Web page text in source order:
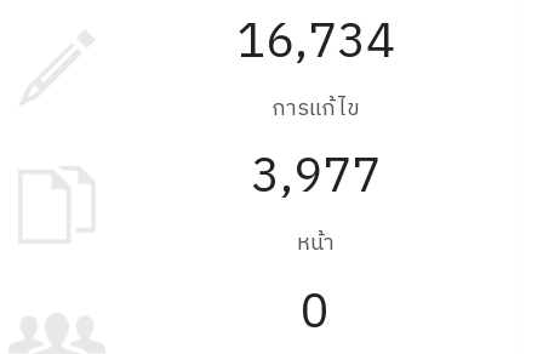
16,734
การแก้ไข
3,977
หน้า
0